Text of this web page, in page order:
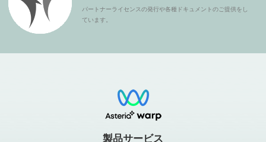
パートナーライセンスの発行や各種ドキュメントのご提供をし
ています。
製品サービス